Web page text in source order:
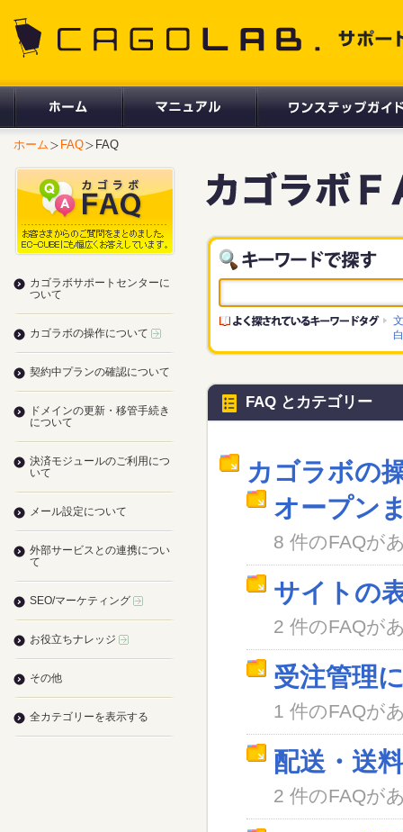
ホーム FAQ FAQ
白
FAQ とカテゴリー
カゴラボの
オープン
8 件のFAQが
サイトの
2 件のFAQが
受注管理
1 件のFAQが
配送・送
2 件のFAQが
カゴラボサポートセンターに
ついて
カゴラボの操作について
契約中プランの確認について
ドメインの更新・移管手続き
について
決済モジュールのご利用につ
いて
メール設定について
外部サービスとの連携につい
て
SEO/マーケティング
お役立ちナレッジ
その他
全カテゴリーを表示する